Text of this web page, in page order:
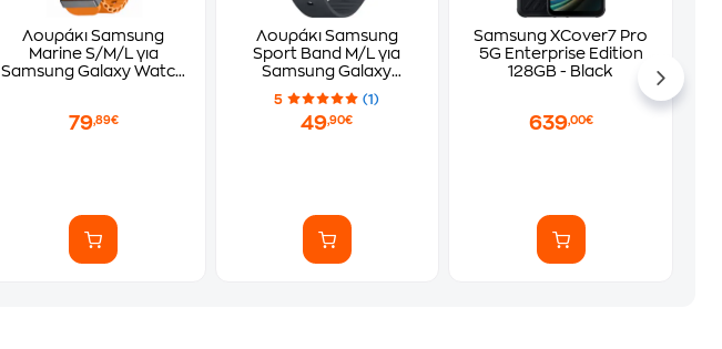
Λουράκι Samsung
Marine S/M/L για
Samsung Galaxy Watch
79,89€
Λουράκι Samsung
Sport Band M/L για
Samsung Galaxy
Watch8 40mm/44mm /
Galaxy Watch8 Classic
46mm - Graphite
5 (1)
49,90€
Samsung XCover7 Pro
5G Enterprise Edition
128GB - Black
639,00€